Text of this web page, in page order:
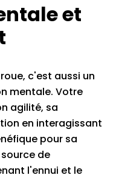
et
c'est aussi un
mentale. Votre
agilité, sa
en interagissant
pour sa
de
l'ennui et le